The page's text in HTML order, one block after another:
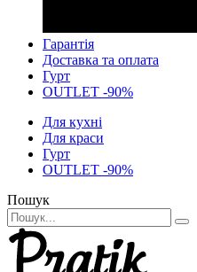
Гарантія
Доставка та оплата
Гурт
OUTLET -90%
Для кухні
Для краси
Гурт
OUTLET -90%
Пошук